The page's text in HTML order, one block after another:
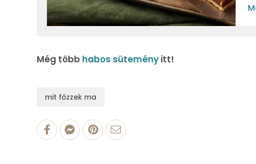
Még több habos sütemény itt!
mit főzzek ma